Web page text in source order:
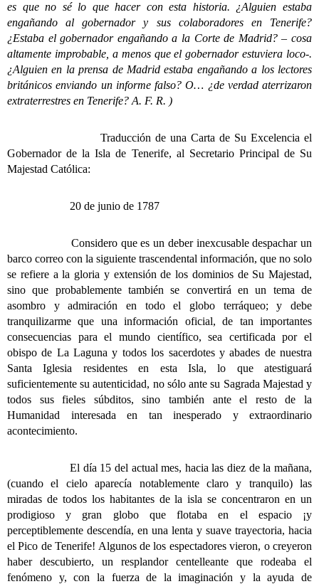
es que no sé lo que hacer con esta historia. ¿Alguien estaba
engañando al gobernador y sus colaboradores en Tenerife?
¿Estaba el gobernador engañando a la Corte de Madrid? – cosa
altamente improbable, a menos que el gobernador estuviera loco-.
¿Alguien en la prensa de Madrid estaba engañando a los lectores
británicos enviando un informe falso? O… ¿de verdad aterrizaron
extraterrestres en Tenerife? A. F. R. )
Traducción de una Carta de Su Excelencia el
Gobernador de la Isla de Tenerife, al Secretario Principal de Su
Majestad Católica:
20 de junio de 1787
Considero que es un deber inexcusable despachar un
barco correo con la siguiente trascendental información, que no solo
se refiere a la gloria y extensión de los dominios de Su Majestad,
sino que probablemente también se convertirá en un tema de
asombro y admiración en todo el globo terráqueo; y debe
tranquilizarme que una información oficial, de tan importantes
consecuencias para el mundo científico, sea certificada por el
obispo de La Laguna y todos los sacerdotes y abades de nuestra
Santa Iglesia residentes en esta Isla, lo que atestiguará
suficientemente su autenticidad, no sólo ante su Sagrada Majestad y
todos sus fieles súbditos, sino también ante el resto de la
Humanidad interesada en tan inesperado y extraordinario
acontecimiento.
El día 15 del actual mes, hacia las diez de la mañana,
(cuando el cielo aparecía notablemente claro y tranquilo) las
miradas de todos los habitantes de la isla se concentraron en un
prodigioso y gran globo que flotaba en el espacio ¡y
perceptiblemente descendía, en una lenta y suave trayectoria, hacia
el Pico de Tenerife! Algunos de los espectadores vieron, o creyeron
haber descubierto, un resplandor centelleante que rodeaba el
fenómeno y, con la fuerza de la imaginación y la ayuda de